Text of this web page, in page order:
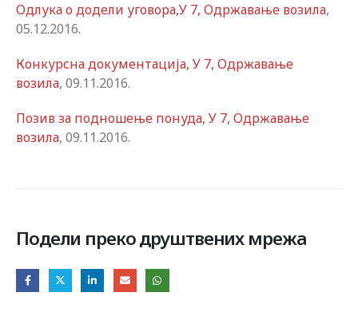
Одлука о додели уговора,У 7, Одржавање возила,
05.12.2016.
Конкурсна документација, У 7, Одржавање
возила, 09.11.2016.
Позив за подношење понуда, У 7, Одржавање
возила, 09.11.2016.
Подели преко друштвених мрежа